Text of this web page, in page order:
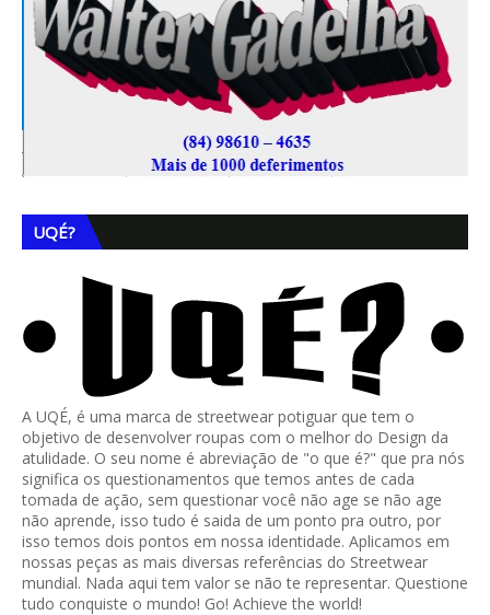
UQÉ?
A UQÉ, é uma marca de streetwear potiguar que tem o
objetivo de desenvolver roupas com o melhor do Design da
atulidade. O seu nome é abreviação de "o que é?" que pra nós
significa os questionamentos que temos antes de cada
tomada de ação, sem questionar você não age se não age
não aprende, isso tudo é saida de um ponto pra outro, por
isso temos dois pontos em nossa identidade. Aplicamos em
nossas peças as mais diversas referências do Streetwear
mundial. Nada aqui tem valor se não te representar. Questione
tudo conquiste o mundo! Go! Achieve the world!